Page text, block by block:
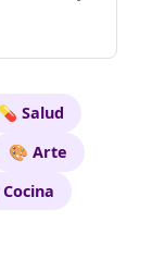
💊 Salud
🎨 Arte